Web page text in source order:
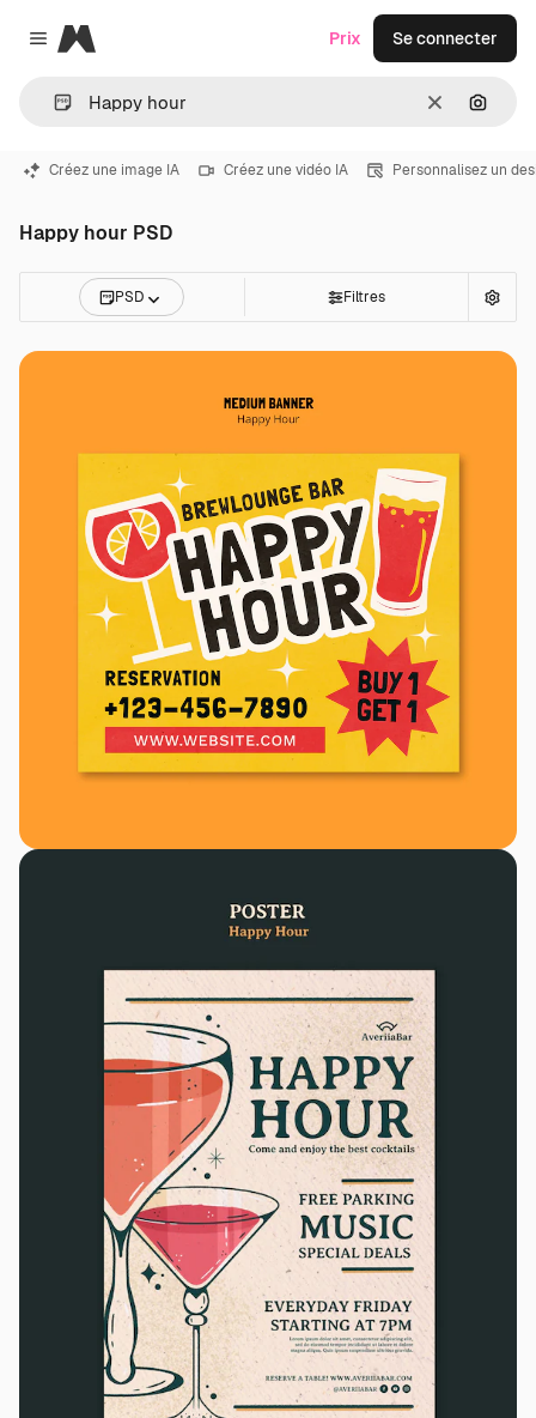
Close menu
Magnific
Effacer
Prix Se connecter
Créez une image IA Créez une vidéo IA Personnalisez un
Happy hour PSD
PSD Filtres